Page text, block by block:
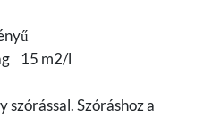
15 m2/l
Szóráshoz a